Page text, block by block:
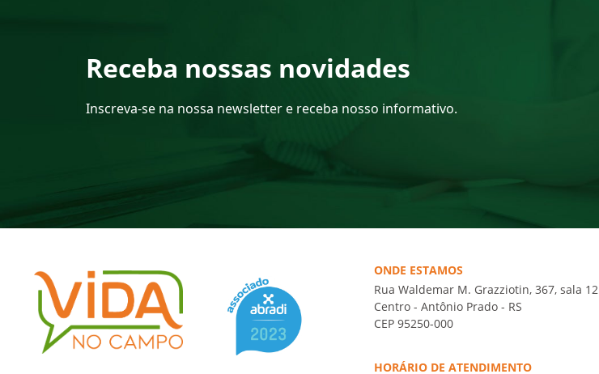
Receba nossas novidades
Inscreva-se na nossa newsletter e receba nosso informativo.
ONDE ESTAMOS
Rua Waldemar M. Grazziotin, 367, sala 12
Centro - Antônio Prado - RS
CEP 95250-000
HORÁRIO DE ATENDIMENTO